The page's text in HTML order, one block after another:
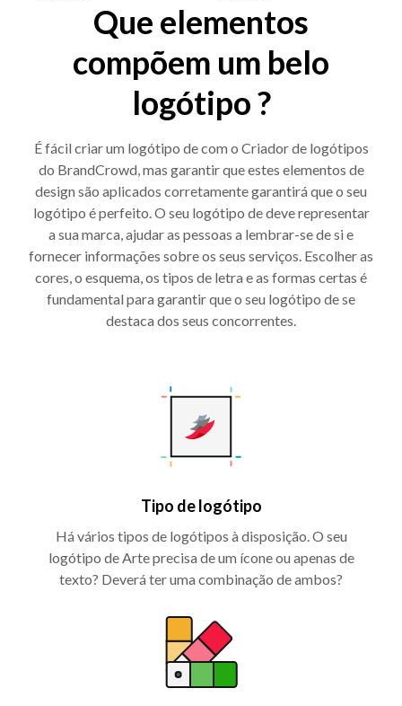
Que elementos
compõem um belo
logótipo ?
É fácil criar um logótipo de com o Criador de logótipos
do BrandCrowd, mas garantir que estes elementos de
design são aplicados corretamente garantirá que o seu
logótipo é perfeito. O seu logótipo de deve representar
a sua marca, ajudar as pessoas a lembrar-se de si e
fornecer informações sobre os seus serviços. Escolher as
cores, o esquema, os tipos de letra e as formas certas é
fundamental para garantir que o seu logótipo de se
destaca dos seus concorrentes.
Tipo de logótipo
Há vários tipos de logótipos à disposição. O seu
logótipo de Arte precisa de um ícone ou apenas de
texto? Deverá ter uma combinação de ambos?